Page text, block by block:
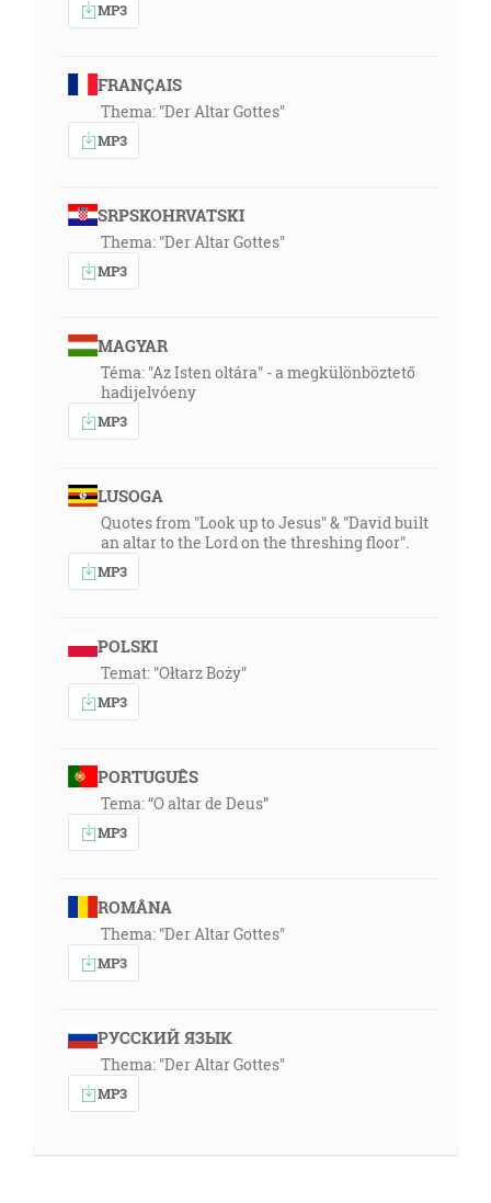
MP3
FRANÇAIS
Thema: "Der Altar Gottes"
MP3
SRPSKOHRVATSKI
Thema: "Der Altar Gottes"
MP3
MAGYAR
Téma: "Az Isten oltára" - a megkülönböztető
hadijelvóeny
MP3
LUSOGA
Quotes from "Look up to Jesus" & "David built
an altar to the Lord on the threshing floor".
MP3
POLSKI
Temat: "Ołtarz Boży"
MP3
PORTUGUÊS
Tema: “O altar de Deus”
MP3
ROMÂNA
Thema: "Der Altar Gottes"
MP3
РУССКИЙ ЯЗЫК
Thema: "Der Altar Gottes"
MP3